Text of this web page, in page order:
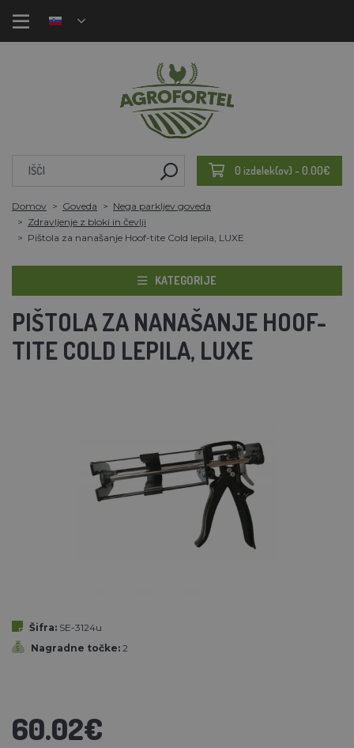
0 izdelek(ov) - 0.00€
Domov Goveda
Nega parkljev goveda
Zdravljenje z bloki in čevlji
Pištola za nanašanje Hoof-tite Cold lepila, LUXE
KATEGORIJE
PIŠTOLA ZA NANAŠANJE HOOF-
TITE COLD LEPILA, LUXE
Šifra: SE-3124u
Nagradne točke: 2
60.02€